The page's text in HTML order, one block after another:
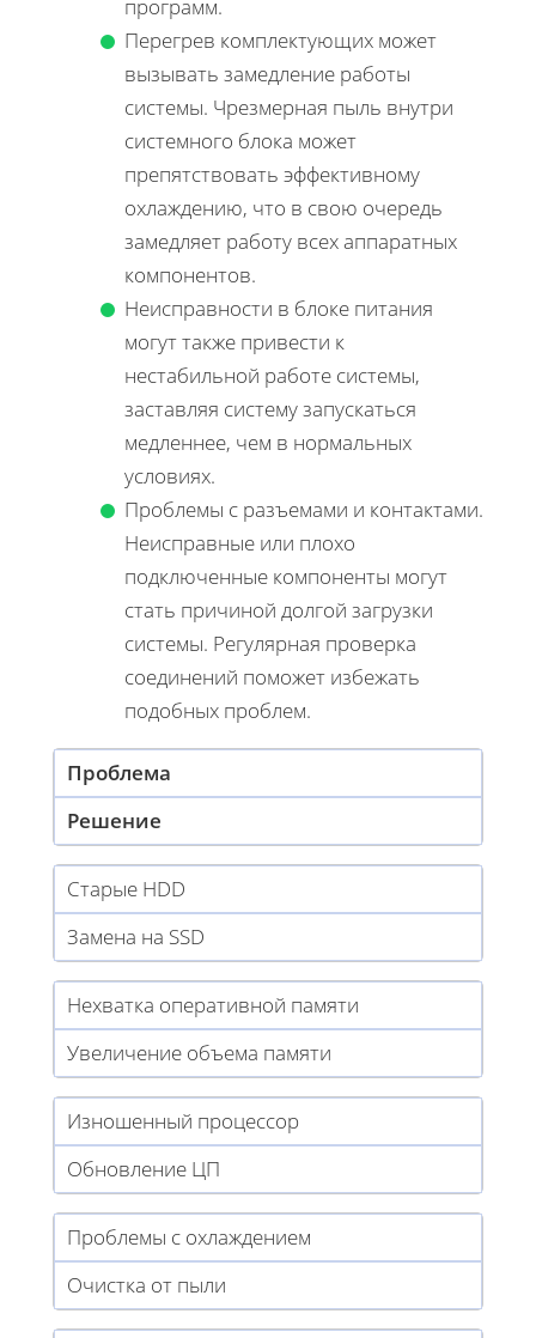
программ.
Перегрев комплектующих может
вызывать замедление работы
системы. Чрезмерная пыль внутри
системного блока может
препятствовать эффективному
охлаждению, что в свою очередь
замедляет работу всех аппаратных
компонентов.
Неисправности в блоке питания
могут также привести к
нестабильной работе системы,
заставляя систему запускаться
медленнее, чем в нормальных
условиях.
Проблемы с разъемами и контактами.
Неисправные или плохо
подключенные компоненты могут
стать причиной долгой загрузки
системы. Регулярная проверка
соединений поможет избежать
подобных проблем.
Проблема
Решение
Старые HDD
Замена на SSD
Нехватка оперативной памяти
Увеличение объема памяти
Изношенный процессор
Обновление ЦП
Проблемы с охлаждением
Очистка от пыли